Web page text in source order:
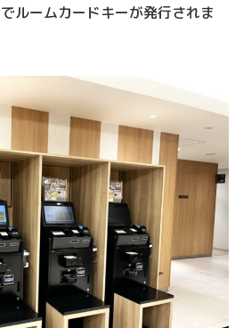
ルームカードキーが発行されま